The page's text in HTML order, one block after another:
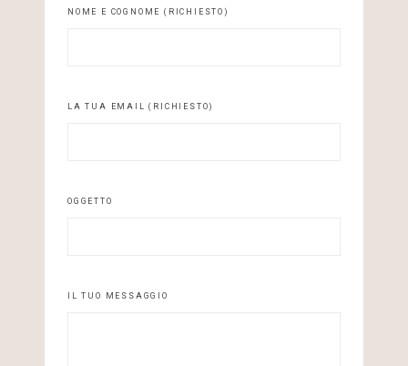
NOME E COGNOME (RICHIESTO)
LA TUA EMAIL (RICHIESTO)
OGGETTO
IL TUO MESSAGGIO